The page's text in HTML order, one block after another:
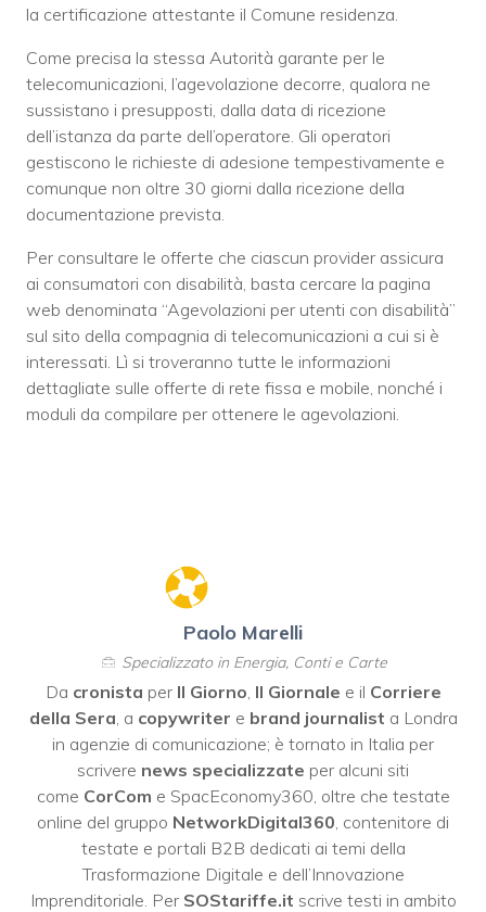
la certificazione attestante il Comune residenza.
Come precisa la stessa Autorità garante per le
telecomunicazioni, l’agevolazione decorre, qualora ne
sussistano i presupposti, dalla data di ricezione
dell’istanza da parte dell’operatore. Gli operatori
gestiscono le richieste di adesione tempestivamente e
comunque non oltre 30 giorni dalla ricezione della
documentazione prevista.
Per consultare le offerte che ciascun provider assicura
ai consumatori con disabilità, basta cercare la pagina
web denominata “Agevolazioni per utenti con disabilità”
sul sito della compagnia di telecomunicazioni a cui si è
interessati. Lì si troveranno tutte le informazioni
dettagliate sulle offerte di rete fissa e mobile, nonché i
moduli da compilare per ottenere le agevolazioni.
Paolo Marelli
Specializzato in Energia, Conti e Carte
Da cronista per Il Giorno Il Giornale e il Corriere
della Sera , a copywriter e brand journalist a Londra
in agenzie di comunicazione; è tornato in Italia per
scrivere news specializzate per alcuni siti
come CorCom e SpacEconomy360, oltre che testate
online del gruppo NetworkDigital360 , contenitore di
testate e portali B2B dedicati ai temi della
Trasformazione Digitale e dell’Innovazione
Imprenditoriale. Per SOStariffe.it scrive testi in ambito